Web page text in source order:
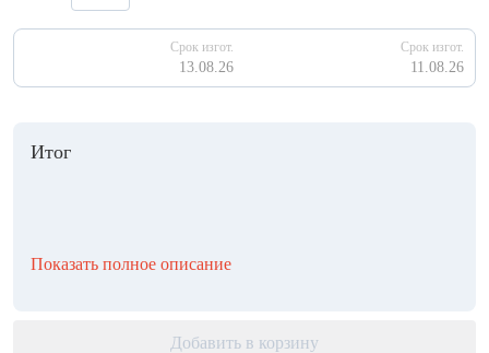
Срок изгот.
13.08.26
Срок изгот.
11.08.26
Итог
Показать полное описание
Добавить в корзину